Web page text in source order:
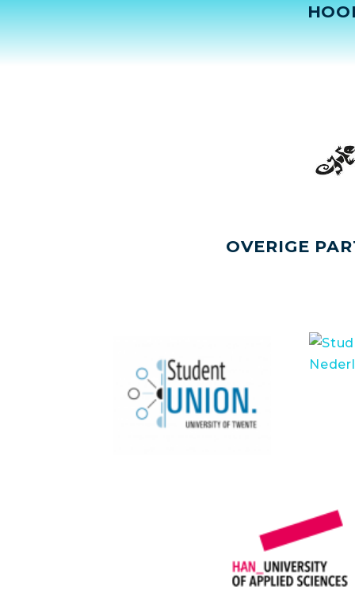
OVERIGE